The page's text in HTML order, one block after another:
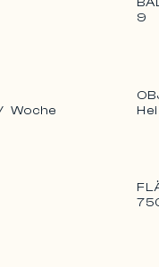
9
Woche